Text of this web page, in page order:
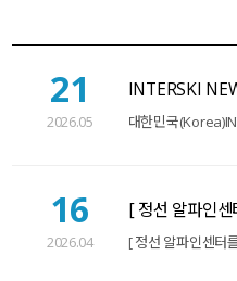
21
2026.05
16
2026.04